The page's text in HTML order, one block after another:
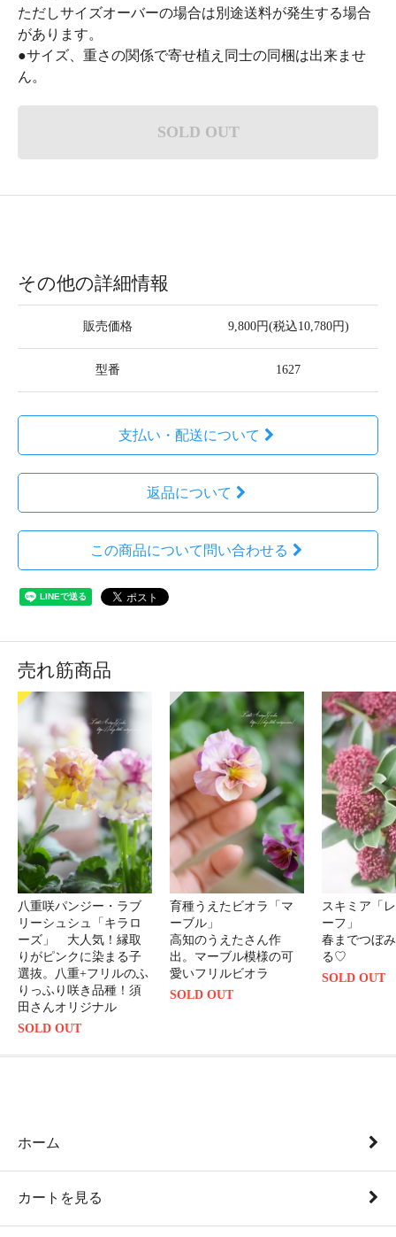
ただしサイズオーバーの場合は別途送料が発生する場合
があります。
●サイズ、重さの関係で寄せ植え同士の同梱は出来ませ
ん。
SOLD OUT
その他の詳細情報
販売価格 9,800円(税込10,780円)
型番 1627
支払い・配送について
返品について
この商品について問い合わせる
売れ筋商品
八重咲パンジー・ラブ
リーシュシュ「キラロ
ーズ」 大人気！縁取
りがピンクに染まる子
選抜。八重+フリルのふ
りっふり咲き品種！須
田さんオリジナル
SOLD OUT
育種うえたビオラ「マ
ーブル」
高知のうえたさん作
出。マーブル模様の可
愛いフリルビオラ
SOLD OUT
スキミア「
ーフ」
春までつぼ
る♡
SOLD OUT
ホーム
カートを見る